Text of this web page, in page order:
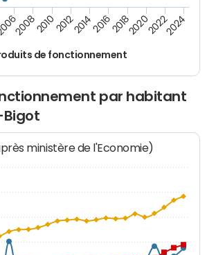
de fonctionnement
200820102012201420162018202020222024
par habitant
Bigot
ministère de l'Economie)